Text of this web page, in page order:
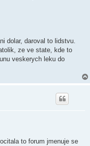
dolar, daroval to lidstvu.
ze ve state, kde to
veskerych leku do
to forum jmenuje se